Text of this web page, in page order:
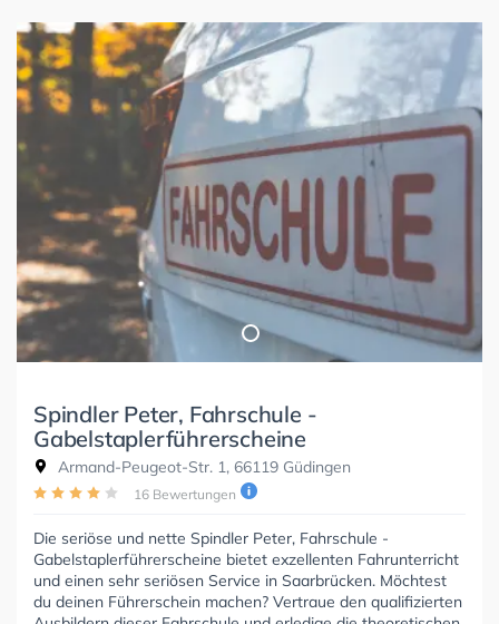
Spindler Peter, Fahrschule -
Gabelstaplerführerscheine
Armand-Peugeot-Str. 1, 66119 Güdingen
16 Bewertungen
Die seriöse und nette Spindler Peter, Fahrschule -
Gabelstaplerführerscheine bietet exzellenten Fahrunterricht
und einen sehr seriösen Service in Saarbrücken. Möchtest
du deinen Führerschein machen? Vertraue den qualifizierten